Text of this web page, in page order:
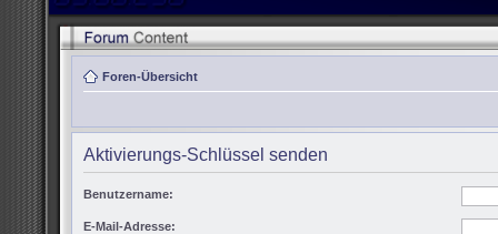
Foren-Übersicht
Aktivierungs-Schlüssel senden
Benutzername:
E-Mail-Adresse: